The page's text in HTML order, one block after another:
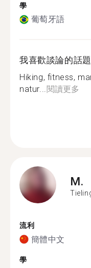
學
葡萄牙語
我喜歡談論的話題
Hiking, fitness,
natur...閱讀更多
M.
流利
簡體中文
學